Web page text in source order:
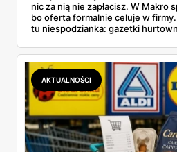
nic za nią nie zapłacisz. W Makro
bo oferta formalnie celuje w firmy.
tu niespodzianka: gazetki
zawsze wygrywa — ta sama
Makro ponad dwa razy więcej niż
promocji dyskontu.
AKTUALNOŚCI